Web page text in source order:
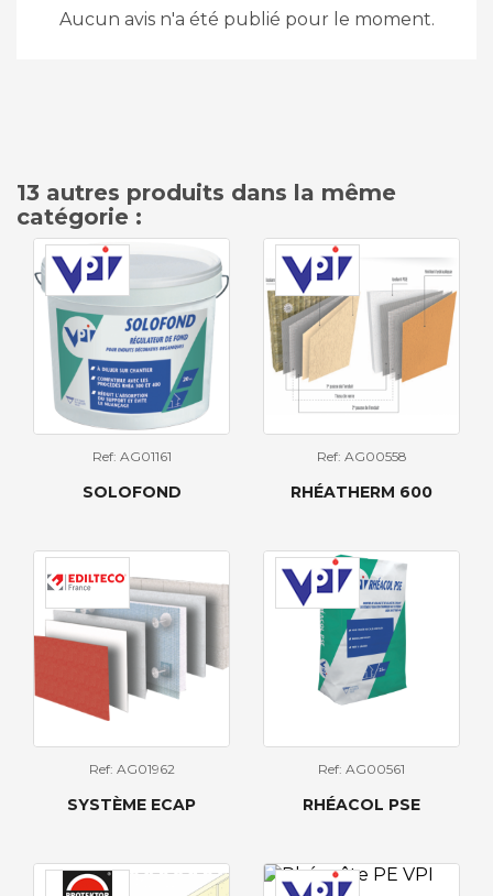
Aucun avis n'a été publié pour le moment.
13 autres produits dans la même
catégorie :
Ref: AG01161
SOLOFOND
Ref: AG00558
RHÉATHERM 600
Ref: AG01962
SYSTÈME ECAP
Ref: AG00561
RHÉACOL PSE